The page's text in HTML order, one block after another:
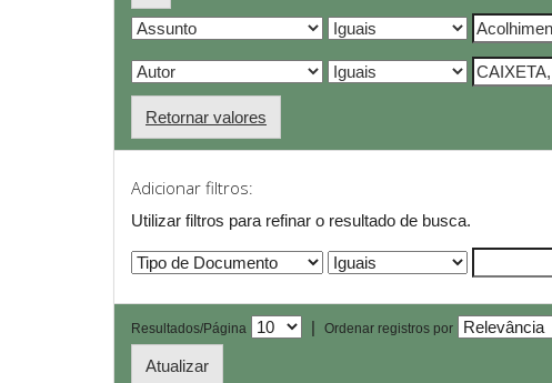
Retornar valores
Adicionar filtros:
Utilizar filtros para refinar o resultado de busca.
Resultados/Página | Ordenar registros por